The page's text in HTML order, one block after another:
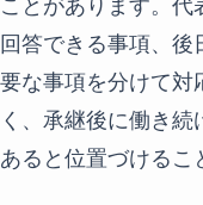
ことがあります。代
回答できる事項、
要な事項を分けて対
く、承継後に働き
あると位置づけるこ